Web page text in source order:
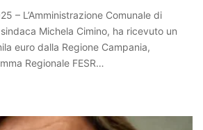
– L’Amministrazione Comunale di
Michela Cimino, ha ricevuto un
euro dalla Regione Campania,
Regionale FESR…